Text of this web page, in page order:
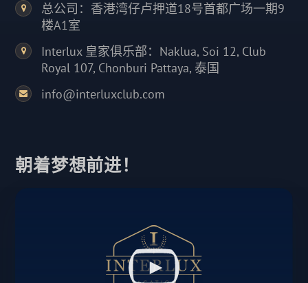
总公司：香港湾仔卢押道18号首都广场一期9
楼A1室
Interlux 皇家俱乐部：Naklua, Soi 12, Club
Royal 107, Chonburi Pattaya, 泰国
info@interluxclub.com
朝着梦想前进！